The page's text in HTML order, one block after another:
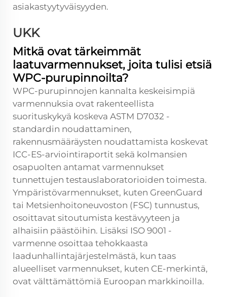
asiakastyytyväisyyden.
UKK
Mitkä ovat tärkeimmät
laatuvarmennukset, joita tulisi etsiä
WPC-purupinnoilta?
WPC-purupinnojen kannalta keskeisimpiä
varmennuksia ovat rakenteellista
suorituskykyä koskeva ASTM D7032 -
standardin noudattaminen,
rakennusmääräysten noudattamista koskevat
ICC-ES-arviointiraportit sekä kolmansien
osapuolten antamat varmennukset
tunnettujen testauslaboratorioiden toimesta.
Ympäristövarmennukset, kuten GreenGuard
tai Metsienhoitoneuvoston (FSC) tunnustus,
osoittavat sitoutumista kestävyyteen ja
alhaisiin päästöihin. Lisäksi ISO 9001 -
varmenne osoittaa tehokkaasta
laadunhallintajärjestelmästä, kun taas
alueelliset varmennukset, kuten CE-merkintä,
ovat välttämättömiä Euroopan markkinoilla.